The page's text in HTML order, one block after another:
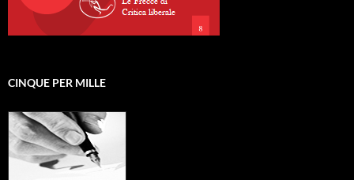
CINQUE PER MILLE